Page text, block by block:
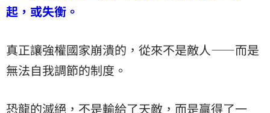
起，或失衡。
真正讓強權國家崩潰的，從來不是敵人——而是
無法自我調節的制度。
恐龍的滅絕，不是輸給了天敵，而是贏得了一